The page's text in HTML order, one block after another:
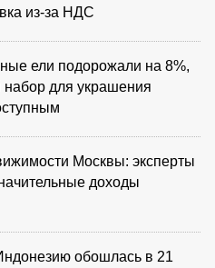
из‑за НДС
ели подорожали на 8%,
набор для украшения
Москвы: эксперты
доходы
обошлась в 21